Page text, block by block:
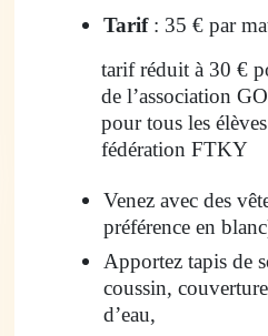
Tarif : 35 € par
tarif réduit à 30 €
de l’association
pour tous les
fédération FTKY
Venez avec des
préférence en
Apportez tapis de
coussin,
d’eau,